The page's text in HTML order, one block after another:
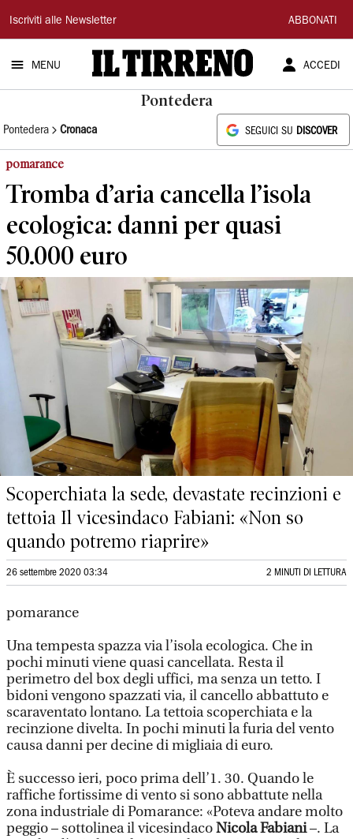
Il
Tirreno
Iscriviti alle Newsletter ABBONATI
MENU ACCEDI
Pontedera
Pontedera Cronaca SEGUICI SU DISCOVER
pomarance
Tromba d’aria cancella l’isola
ecologica: danni per quasi
50.000 euro
Scoperchiata la sede, devastate recinzioni e
tettoia Il vicesindaco Fabiani: «Non so
quando potremo riaprire»
26 settembre 2020 03:34 2 MINUTI DI LETTURA
pomarance
Una tempesta spazza via l’isola ecologica. Che in
pochi minuti viene quasi cancellata. Resta il
perimetro del box degli uffici, ma senza un tetto. I
bidoni vengono spazzati via, il cancello abbattuto e
scaraventato lontano. La tettoia scoperchiata e la
recinzione divelta. In pochi minuti la furia del vento
causa danni per decine di migliaia di euro.
È successo ieri, poco prima dell’1. 30. Quando le
raffiche fortissime di vento si sono abbattute nella
zona industriale di Pomarance: «Poteva andare molto
peggio – sottolinea il vicesindacoNicola Fabiani–. La